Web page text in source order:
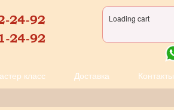
Loading cart
класс Доставка Контакты